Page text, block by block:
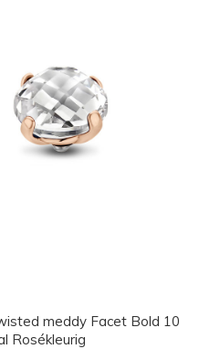
meddy Facet Bold 10
Rosékleurig